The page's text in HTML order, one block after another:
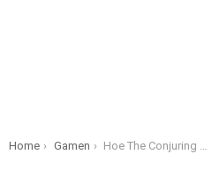
You are here:
Home Gamen Hoe The Conjuring de engste videogame ooit zou kunnen worden